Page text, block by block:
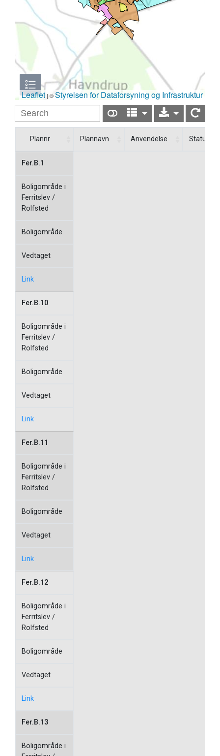
Leaflet | ©Styrelsen for Dataforsyning og Infrastruktur
Plannr Plannavn Anvendelse Status
Fer.B.1
Boligområde i
Ferritslev /
Rolfsted
Boligområde
Vedtaget
Link
Fer.B.10
Boligområde i
Ferritslev /
Rolfsted
Boligområde
Vedtaget
Link
Fer.B.11
Boligområde i
Ferritslev /
Rolfsted
Boligområde
Vedtaget
Link
Fer.B.12
Boligområde i
Ferritslev /
Rolfsted
Boligområde
Vedtaget
Link
Fer.B.13
Boligområde i